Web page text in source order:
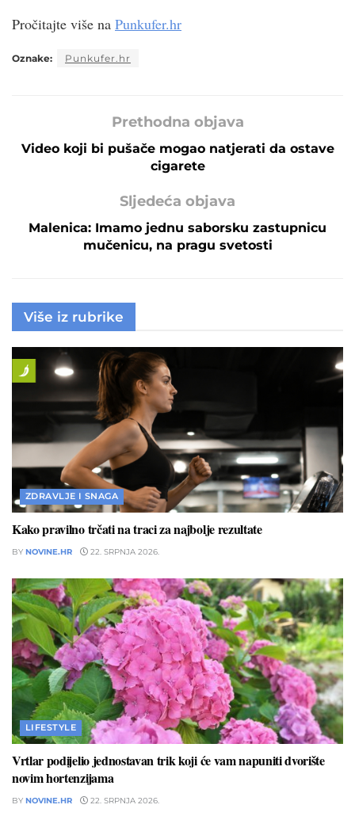
Pročitajte više na Punkufer.hr
Oznake: Punkufer.hr
Prethodna objava
Video koji bi pušače mogao natjerati da ostave
cigarete
Sljedeća objava
Malenica: Imamo jednu saborsku zastupnicu
mučenicu, na pragu svetosti
Više iz rubrike
ZDRAVLJE I SNAGA
Kako pravilno trčati na traci za najbolje rezultate
BY NOVINE.HR 22. SRPNJA 2026.
LIFESTYLE
Vrtlar podijelio jednostavan trik koji će vam napuniti dvorište
novim hortenzijama
BY NOVINE.HR 22. SRPNJA 2026.